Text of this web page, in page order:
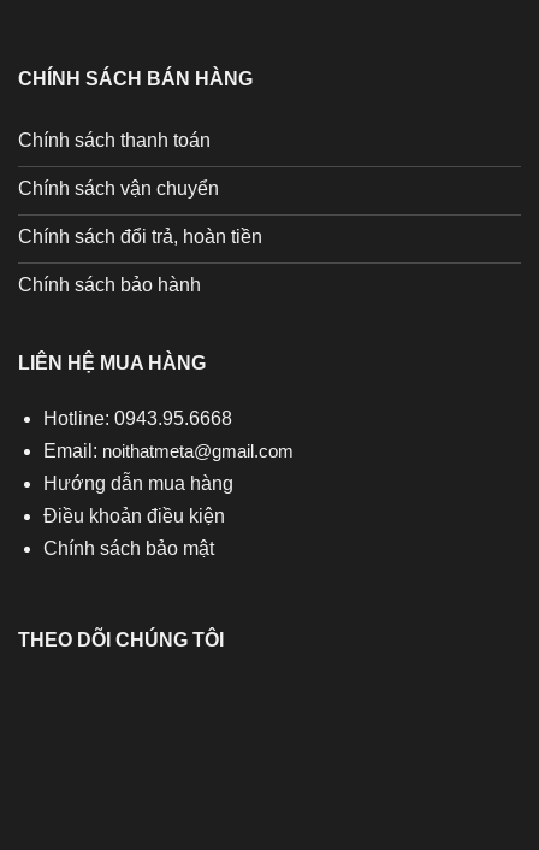
CHÍNH SÁCH BÁN HÀNG
Chính sách thanh toán
Chính sách vận chuyển
Chính sách đổi trả, hoàn tiền
Chính sách bảo hành
LIÊN HỆ MUA HÀNG
Hotline: 0943.95.6668
Email: noithatmeta@gmail.com
Hướng dẫn mua hàng
Điều khoản điều kiện
Chính sách bảo mật
THEO DÕI CHÚNG TÔI